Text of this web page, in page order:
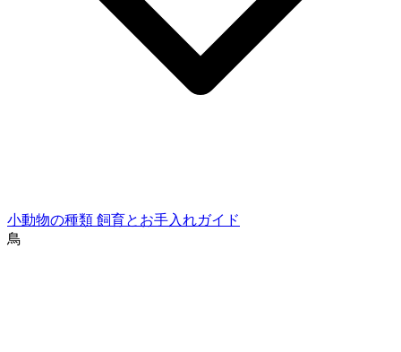
小動物の種類 飼育とお手入れガイド
鳥